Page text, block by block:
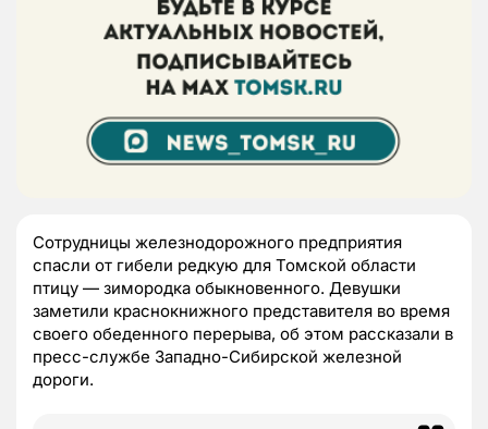
Сотрудницы железнодорожного предприятия
спасли от гибели редкую для Томской области
птицу — зимородка обыкновенного. Девушки
заметили краснокнижного представителя во время
своего обеденного перерыва, об этом рассказали в
пресс-службе Западно-Сибирской железной
дороги.